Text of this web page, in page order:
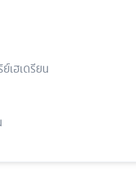
เฮเดรียน